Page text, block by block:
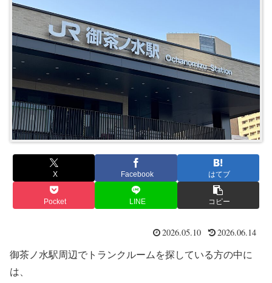
X Facebook はてブ
Pocket LINE コピー
2026.05.10 2026.06.14
御茶ノ水駅周辺でトランクルームを探している方の中に
は、